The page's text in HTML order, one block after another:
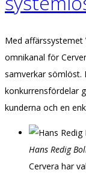
Med affärssystemet
omnikanal för
samverkar sömlöst.
konkurrensfördelar
kunderna och en
Hans Redig
Cervera har